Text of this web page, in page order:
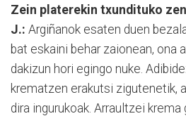
Zein platerekin txundituko
J.: Argiñanok esaten duen
bat eskaini behar zaionean, ona
dakizun hori egingo nuke.
krematzen erakutsi zigutenetik,
dira ingurukoak. Arraultzei